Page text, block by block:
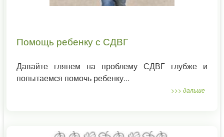
Помощь ребенку с СДВГ
Давайте глянем на проблему СДВГ глубже и
попытаемся помочь ребенку...
>>> дальше